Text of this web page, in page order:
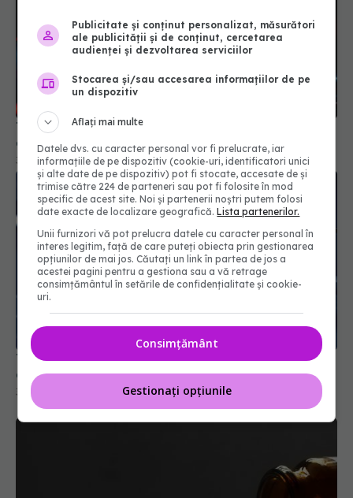
Tratamentul care micșorează tumorile agresive
cu 70%. Cum funcționează noul vaccin mRNA
30 iun 2026, 19:06
Tratamentul care reduce riscul de recidivă în
cancerul de colon
30 mar 2026, 08:38
Publicitate și conținut personalizat, măsurători
ale publicității și de conținut, cercetarea
audienței și dezvoltarea serviciilor
Stocarea și/sau accesarea informațiilor de pe
un dispozitiv
Aflați mai multe
Datele dvs. cu caracter personal vor fi prelucrate, iar
informațiile de pe dispozitiv (cookie-uri, identificatori unici
și alte date de pe dispozitiv) pot fi stocate, accesate de și
trimise către 224 de parteneri sau pot fi folosite în mod
specific de acest site. Noi și partenerii noștri putem folosi
date exacte de localizare geografică.Lista partenerilor.
Unii furnizori vă pot prelucra datele cu caracter personal în
interes legitim, față de care puteți obiecta prin gestionarea
opțiunilor de mai jos. Căutați un link în partea de jos a
acestei pagini pentru a gestiona sau a vă retrage
consimțământul în setările de confidențialitate și cookie-
uri.
Consimțământ
Gestionați opțiunile